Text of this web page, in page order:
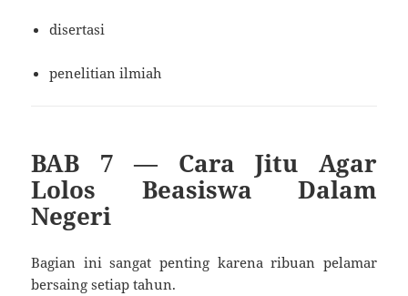
disertasi
penelitian ilmiah
BAB 7 — Cara Jitu Agar
Lolos Beasiswa Dalam
Negeri
Bagian ini sangat penting karena ribuan pelamar
bersaing setiap tahun.